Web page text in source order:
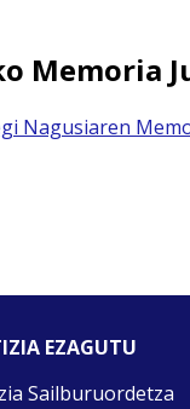
Memoria
Nagusiaren
EZAGUTU
Sailburuordetza